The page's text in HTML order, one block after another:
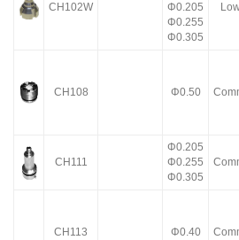
CH102W
Φ0.205
Φ0.255
Φ0.305
CH108 Φ0.50
CH111
Φ0.205
Φ0.255
Φ0.305
CH113 Φ0.40